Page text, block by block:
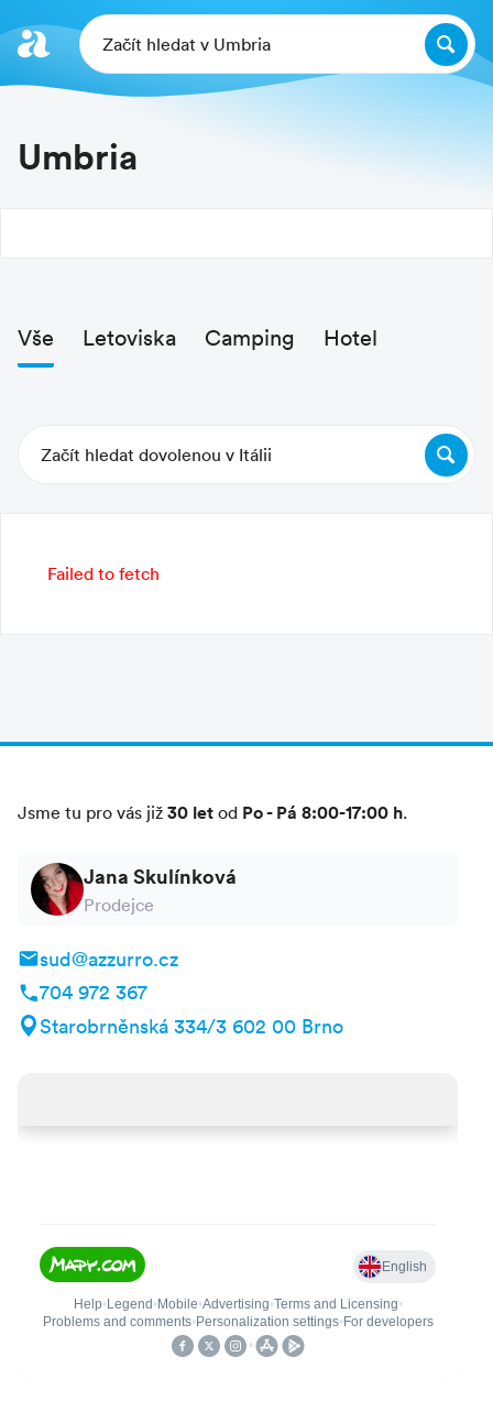
Začít hledat v Umbria
Umbria
Vše Letoviska Camping Hotel
Začít hledat dovolenou v Itálii
Failed to fetch
Jsme tu pro vás již 30 let od Po - Pá 8:00-17:00 h.
Jana Skulínková
Prodejce
sud@azzurro.cz
704 972 367
Starobrněnská 334/3 602 00 Brno